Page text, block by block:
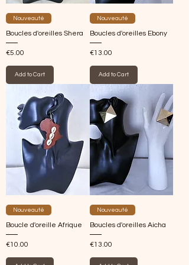
Nouveauté
Boucles d'oreilles Shera
Price
€5.00
Add to Cart
Nouveauté
Boucles d'oreilles Ebony
Price
€13.00
Add to Cart
Nouveauté
Boucle d'oreille Afrique
Price
€10.00
Nouveauté
Boucles d'oreilles Aicha
Price
€13.00